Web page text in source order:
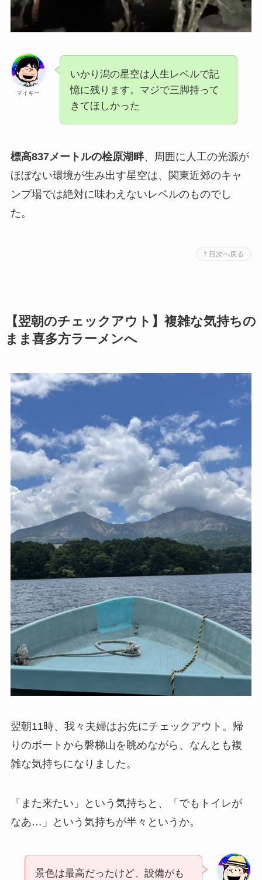
マイキー
いかり潟の星空は人生レベルで記
憶に残ります。マジで三脚持って
きてほしかった
標高837メートルの桧原湖畔、周囲に人工の光源が
ほぼない環境が生み出す星空は、関東近郊のキャ
ンプ場では絶対に味わえないレベルのものでし
た。
⇧ 目次へ戻る
【翌朝のチェックアウト】複雑な気持ちの
まま喜多方ラーメンへ
翌朝11時、我々夫婦はお先にチェックアウト。帰
りのボートから磐梯山を眺めながら、なんとも複
雑な気持ちになりました。
「また来たい」という気持ちと、「でもトイレが
なあ…」という気持ちが半々というか。
景色は最高だったけど、設備がも